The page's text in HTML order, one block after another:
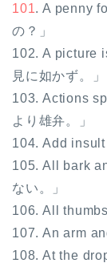
レ
ー
ヤ
ー
101. A penny
の？」
102. A picture
見に如かず。」
103. Actions
より雄弁。」
104. Add insult
105. All bark
ない。」
106. All
107. An arm
108. At the